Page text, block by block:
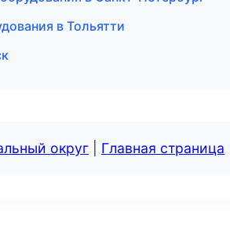
в Тольятти
округ Главная страница